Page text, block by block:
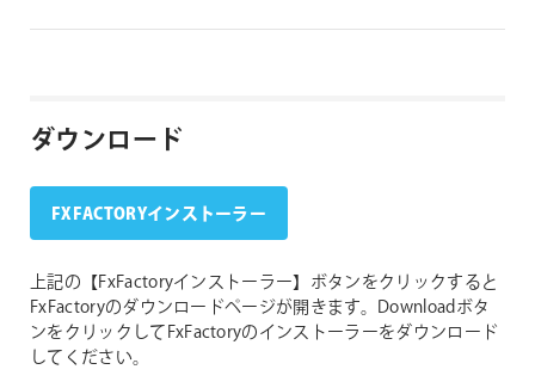
ダウンロード
FXFACTORYインストーラー
上記の【FxFactoryインストーラー】ボタンをクリックすると
FxFactoryのダウンロードページが開きます。Downloadボタ
ンをクリックしてFxFactoryのインストーラーをダウンロード
してください。